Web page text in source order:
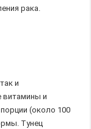
рака.
и
витамины и
(около 100
Тунец